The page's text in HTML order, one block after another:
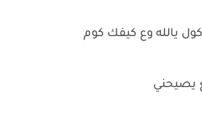
يالله وع كيفك كوم
يصيحني